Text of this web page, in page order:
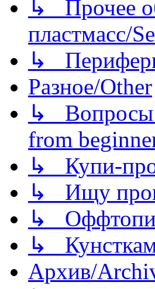
↳ Прочее
пластмасс/
↳
Разное/Other
↳ Вопросы
from
↳ Купи-
↳ Ищу
↳
↳
Архив/